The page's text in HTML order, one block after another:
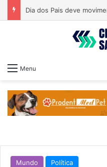
Menu
Mundo Política